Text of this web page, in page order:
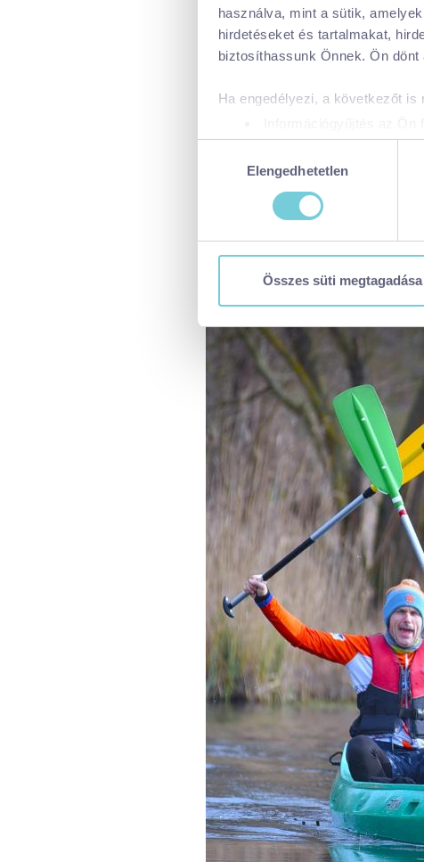
használva, mint a sütik,
hirdetéseket és tartalmakat,
biztosíthassunk Önnek. Ön
Ha engedélyezi, a következőt is
Az Ön készülékén
Tudjon meg többet személyes
módosíthatja vagy
biztonságos böngészés mellett
használatáról és arról, hogyan
Kiválasztottak engedélyezése
Összes süti engedélyezése
Összes süti visszautasítása
Ön a hozzájárulását bármikor
visszavonása nem érinti a
kiválasztásaElengedhetetlen
Összes süti megtagadása
érkeztek.
Bár évről-évre nő a visszatérő
sőt, olyan résztvevők is voltak,